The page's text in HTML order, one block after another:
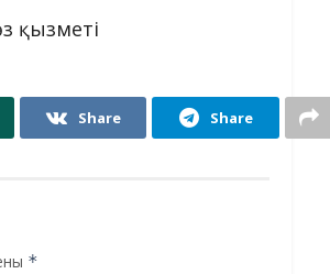
қызметі
Share Share
*